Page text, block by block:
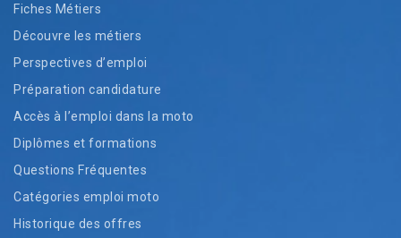
Fiches Métiers
Découvre les métiers
Perspectives d’emploi
Préparation candidature
Accès à l’emploi dans la moto
Diplômes et formations
Questions Fréquentes
Catégories emploi moto
Historique des offres